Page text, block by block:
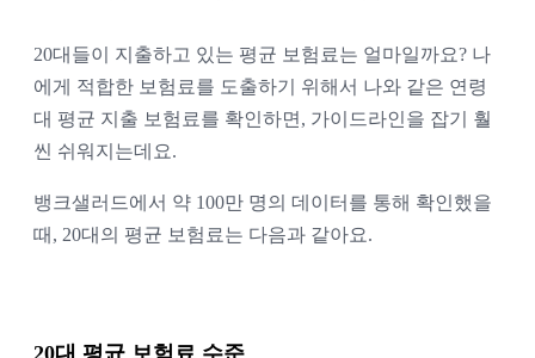
20대들이 지출하고 있는 평균 보험료는 얼마일까요? 나
에게 적합한 보험료를 도출하기 위해서 나와 같은 연령
대 평균 지출 보험료를 확인하면, 가이드라인을 잡기 훨
씬 쉬워지는데요.
뱅크샐러드에서 약 100만 명의 데이터를 통해 확인했을
때, 20대의 평균 보험료는 다음과 같아요.